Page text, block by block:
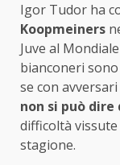
Igor Tudor ha
Koopmeiners
Juve al
bianconeri
se con
non si può
difficoltà
stagione.